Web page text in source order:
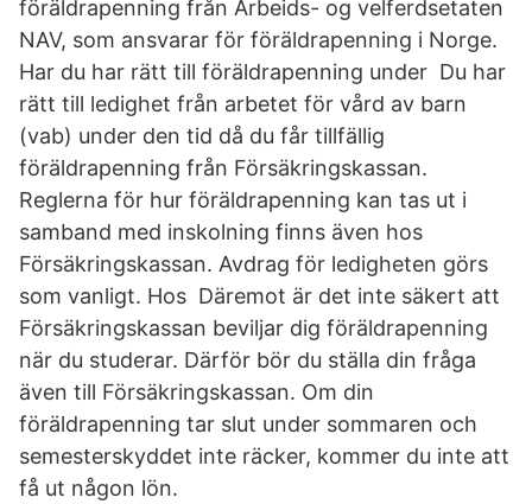
föräldrapenning från Arbeids- og velferdsetaten
NAV, som ansvarar för föräldrapenning i Norge.
Har du har rätt till föräldrapenning under Du har
rätt till ledighet från arbetet för vård av barn
(vab) under den tid då du får tillfällig
föräldrapenning från Försäkringskassan.
Reglerna för hur föräldrapenning kan tas ut i
samband med inskolning finns även hos
Försäkringskassan. Avdrag för ledigheten görs
som vanligt. Hos Däremot är det inte säkert att
Försäkringskassan beviljar dig föräldrapenning
när du studerar. Därför bör du ställa din fråga
även till Försäkringskassan. Om din
föräldrapenning tar slut under sommaren och
semesterskyddet inte räcker, kommer du inte att
få ut någon lön.